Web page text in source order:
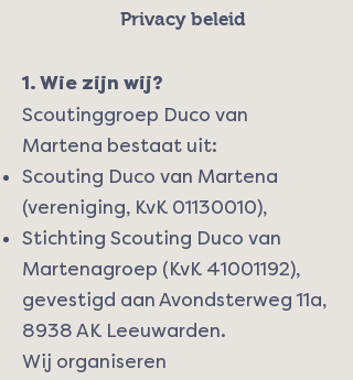
Privacy beleid
1. Wie zijn wij?
Scoutinggroep Duco van
Martena bestaat uit:
Scouting Duco van Martena
(vereniging, KvK 01130010),
Stichting Scouting Duco van
Martenagroep (KvK 41001192),
gevestigd aan Avondsterweg 11a,
8938 AK Leeuwarden.
Wij organiseren